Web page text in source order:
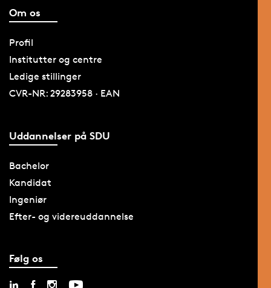
Om os
Profil
Institutter og centre
Ledige stillinger
CVR-NR: 29283958 · EAN
Uddannelser på SDU
Bachelor
Kandidat
Ingeniør
Efter- og videreuddannelse
Følg os